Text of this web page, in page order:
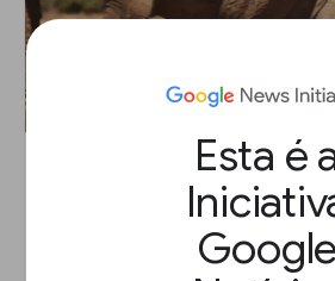
Esta é
Google
YouTube: Uma ferramenta